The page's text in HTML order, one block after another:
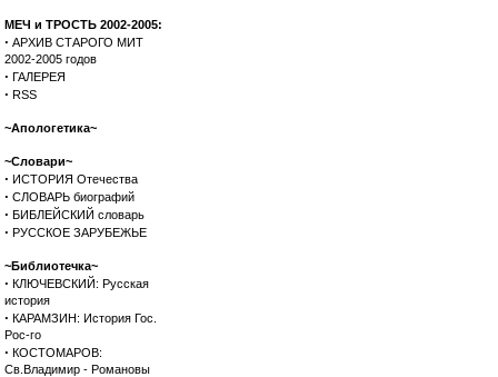
МЕЧ и ТРОСТЬ 2002-2005:
· АРХИВ СТАРОГО МИТ
2002-2005 годов
· ГАЛЕРЕЯ
· RSS
~Апологетика~
~Словари~
· ИСТОРИЯ Отечества
· СЛОВАРЬ биографий
· БИБЛЕЙСКИЙ словарь
· РУССКОЕ ЗАРУБЕЖЬЕ
~Библиотечка~
· КЛЮЧЕВСКИЙ: Русская
история
· КАРАМЗИН: История Гос.
Рос-го
· КОСТОМАРОВ:
Св.Владимир - Романовы